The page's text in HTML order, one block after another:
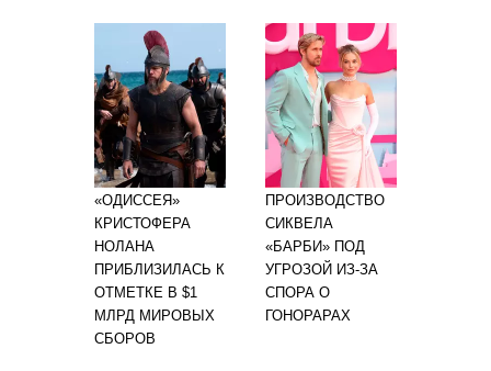
«ОДИССЕЯ»
КРИСТОФЕРА
НОЛАНА
ПРИБЛИЗИЛАСЬ К
ОТМЕТКЕ В $1
МЛРД МИРОВЫХ
СБОРОВ
ПРОИЗВОДСТВО
СИКВЕЛА
«БАРБИ» ПОД
УГРОЗОЙ ИЗ-ЗА
СПОРА О
ГОНОРАРАХ